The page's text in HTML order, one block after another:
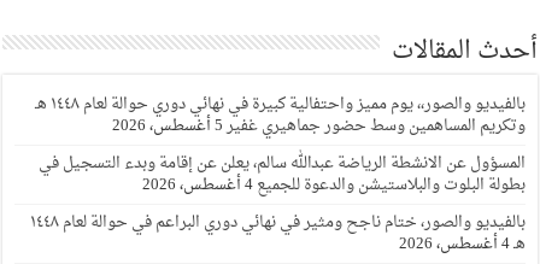
أحدث المقالات
بالفيديو والصور،، يوم مميز واحتفالية كبيرة في نهائي دوري حوالة لعام ١٤٤٨ هـ
وتكريم المساهمين وسط حضور جماهيري غفير5 أغسطس، 2026
المسؤول عن الانشطة الرياضة عبدالله سالم، يعلن عن إقامة وبدء التسجيل في
بطولة البلوت والبلاستيشن والدعوة للجميع4 أغسطس، 2026
بالفيديو والصور، ختام ناجح ومثير في نهائي دوري البراعم في حوالة لعام ١٤٤٨
هـ4 أغسطس، 2026